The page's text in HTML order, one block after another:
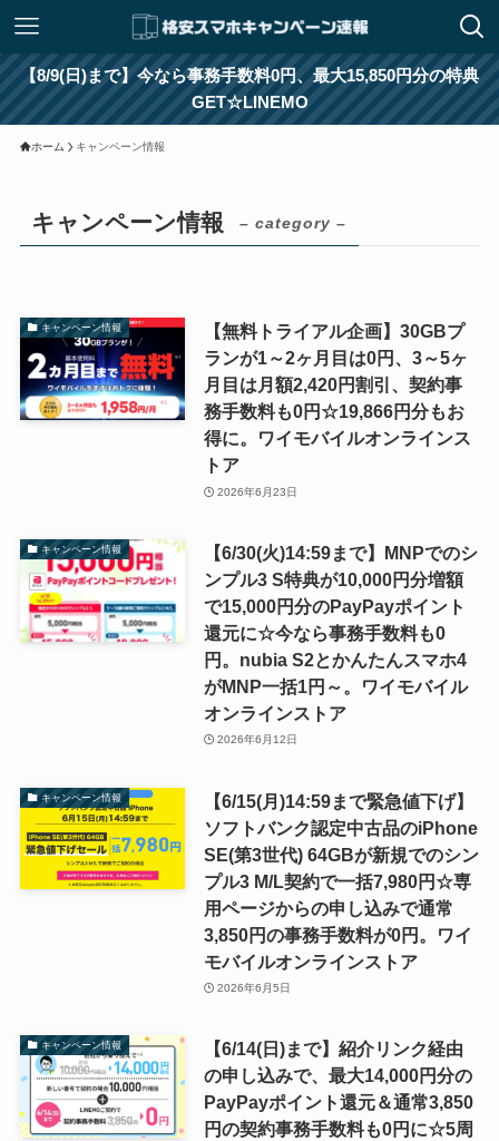
【8/9(日)まで】今なら事務手数料0円、最大15,850円分の特典
GET☆LINEMO
ホーム キャンペーン情報
キャンペーン情報 – category –
キャンペーン情報
【無料トライアル企画】30GBプ
ランが1～2ヶ月目は0円、3～5ヶ
月目は月額2,420円割引、契約事
務手数料も0円☆19,866円分もお
得に。ワイモバイルオンラインス
トア
2026年6月23日
キャンペーン情報
【6/30(火)14:59まで】MNPでのシ
ンプル3 S特典が10,000円分増額
で15,000円分のPayPayポイント
還元に☆今なら事務手数料も0
円。nubia S2とかんたんスマホ4
がMNP一括1円～。ワイモバイル
オンラインストア
2026年6月12日
キャンペーン情報
【6/15(月)14:59まで緊急値下げ】
ソフトバンク認定中古品のiPhone
SE(第3世代) 64GBが新規でのシン
プル3 M/L契約で一括7,980円☆専
用ページからの申し込みで通常
3,850円の事務手数料が0円。ワイ
モバイルオンラインストア
2026年6月5日
キャンペーン情報
【6/14(日)まで】紹介リンク経由
の申し込みで、最大14,000円分の
PayPayポイント還元＆通常3,850
円の契約事務手数料も0円に☆5周